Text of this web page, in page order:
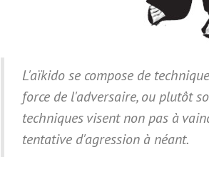
L'aïkido se compose de
force de l'adversaire, ou plutôt
techniques visent non pas à
tentative d'agression à néant.